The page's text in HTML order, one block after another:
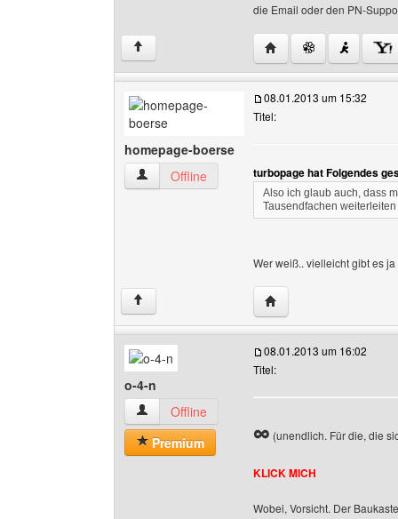
die Email oder den PN-
↑ Website dieses
homepage-boerse
homepage-boerse Benutzer-Profile anzeigen
Offline
08.01.2013 um 15:32
Titel:
turbopage hat Folgendes
Also ich glaub auch, dass
Tausendfachen
Wer weiß.. vielleicht gibt es
↑ Website dieses
o-4-n
o-4-n Benutzer-Profile anzeigen
Offline
Premium
08.01.2013 um 16:02
Titel:
∞ (unendlich. Für die, die
KLICK MICH
Wobei, Vorsicht. Der